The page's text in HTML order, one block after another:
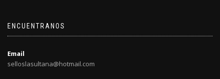
ENCUENTRANOS
Email
selloslasultana@hotmail.com